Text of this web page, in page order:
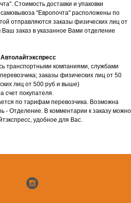
Стоимость доставки и упаковки
"Европочта" расположены по
отправляются заказы физических лиц от
заказ в указанное Вами отделение
транспортными компаниями, службами
заказы физических лиц от 50
лиц от 500 руб и выше)
счет покупателя.
по тарифам перевозчика. Возможна
- Отделение. В комментарии к заказу можно
удобное для Вас.